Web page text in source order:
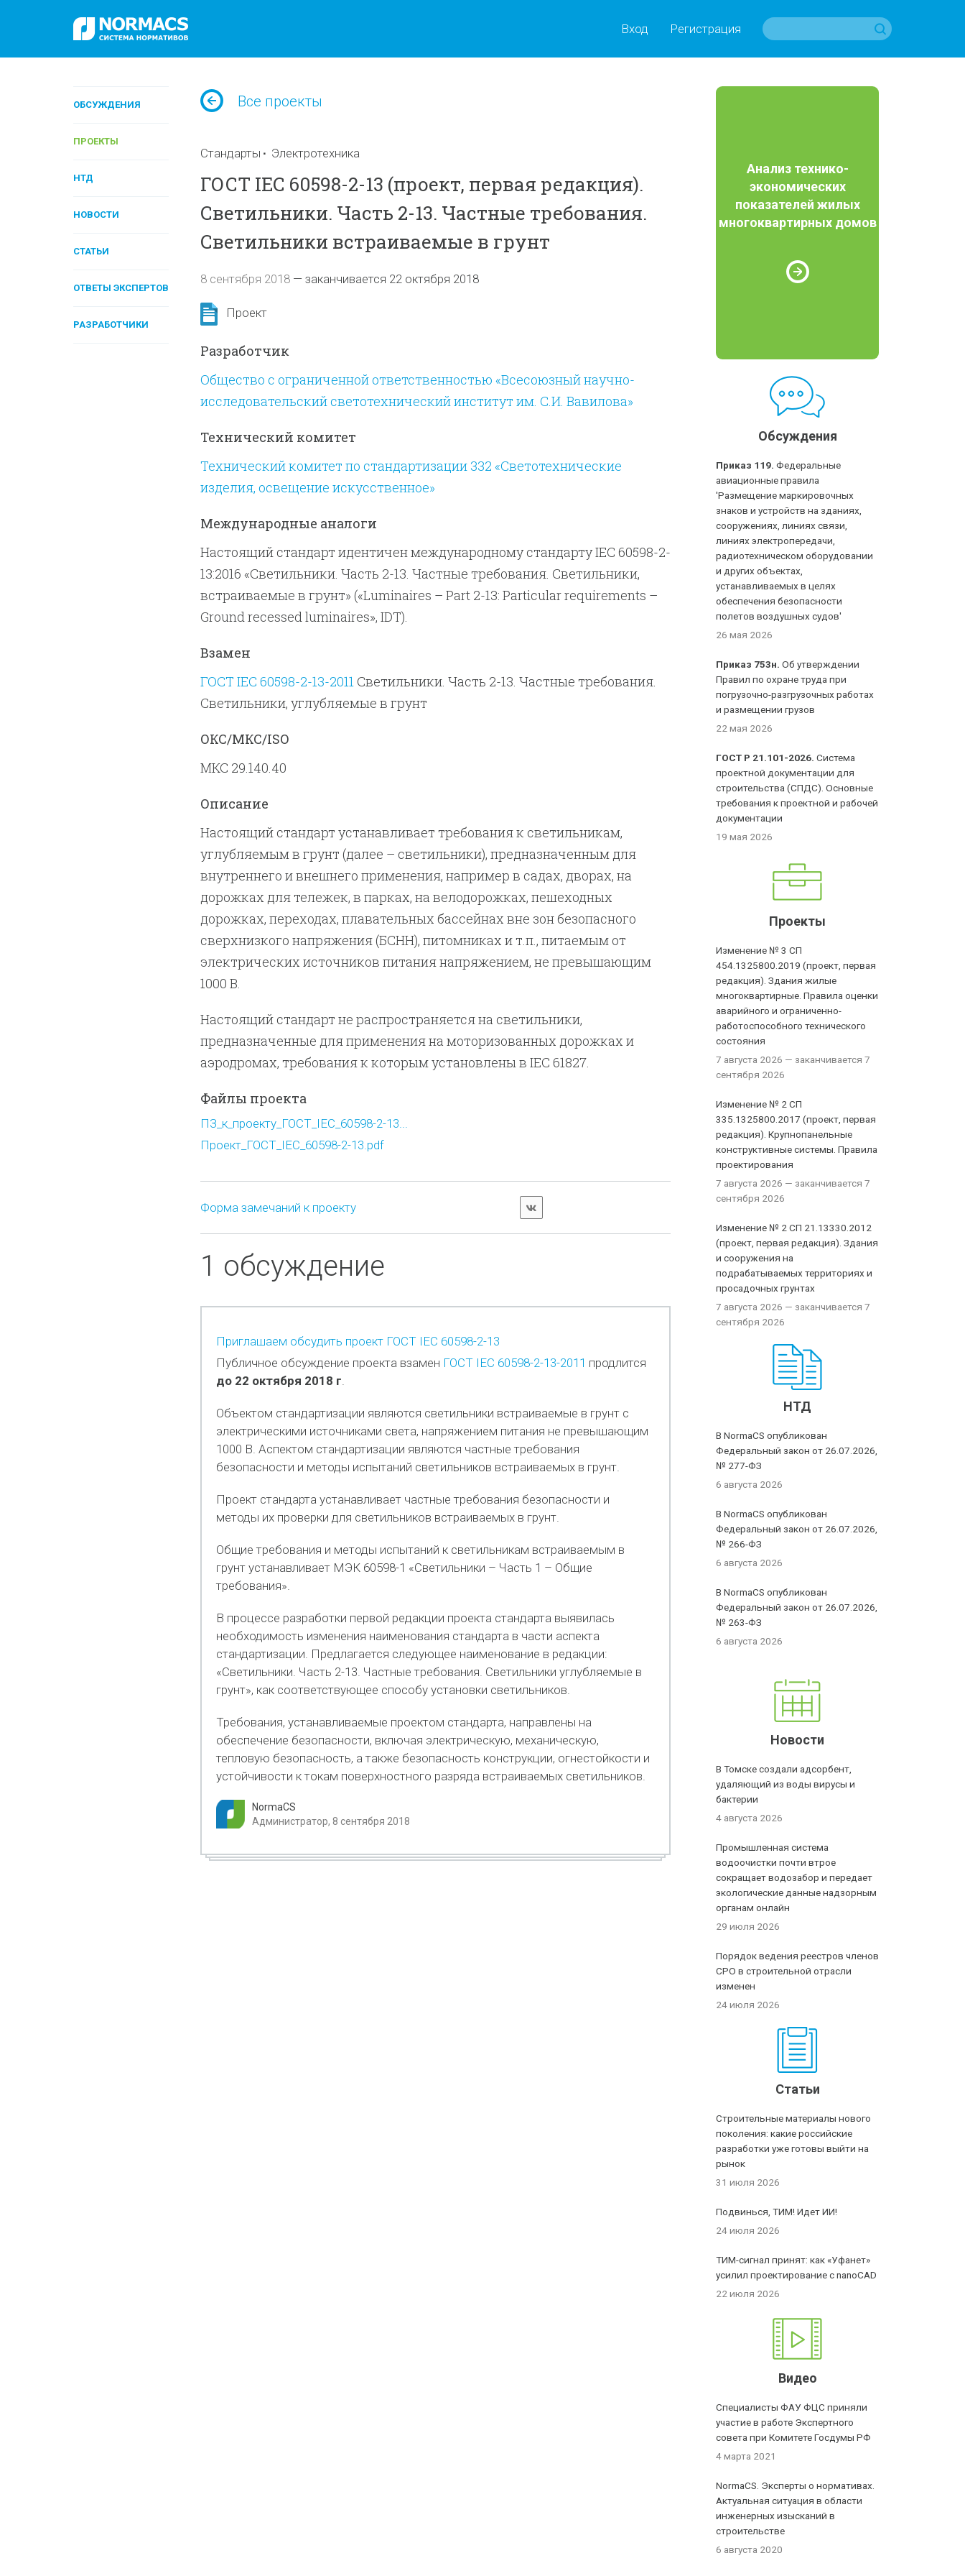
Вход Регистрация
ОБСУЖДЕНИЯ
ПРОЕКТЫ
НТД
НОВОСТИ
СТАТЬИ
ОТВЕТЫ ЭКСПЕРТОВ
РАЗРАБОТЧИКИ
Все проекты
Стандарты Электротехника
ГОСТ IEC 60598-2-13 (проект, первая редакция).
Светильники. Часть 2-13. Частные требования.
Светильники встраиваемые в грунт
8 сентября 2018— заканчивается 22 октября 2018
Проект
Разработчик
Общество с ограниченной ответственностью «Всесоюзный научно-
исследовательский светотехнический институт им. С.И. Вавилова»
Технический комитет
Технический комитет по стандартизации 332 «Светотехнические
изделия, освещение искусственное»
Международные аналоги
Настоящий стандарт идентичен международному стандарту IEC 60598-2-
13:2016 «Светильники. Часть 2-13. Частные требования. Светильники,
встраиваемые в грунт» («Luminaires – Part 2-13: Particular requirements –
Ground recessed luminaires», IDT).
Взамен
ГОСТ IEC 60598-2-13-2011Светильники. Часть 2-13. Частные требования.
Светильники, углубляемые в грунт
ОКС/МКС/ISO
МКС 29.140.40
Описание
Настоящий стандарт устанавливает требования к светильникам,
углубляемым в грунт (далее – светильники), предназначенным для
внутреннего и внешнего применения, например в садах, дворах, на
дорожках для тележек, в парках, на велодорожках, пешеходных
дорожках, переходах, плавательных бассейнах вне зон безопасного
сверхнизкого напряжения (БСНН), питомниках и т.п., питаемым от
электрических источников питания напряжением, не превышающим
1000 В.
Настоящий стандарт не распространяется на светильники,
предназначенные для применения на моторизованных дорожках и
аэродромах, требования к которым установлены в IEC 61827.
Файлы проекта
ПЗ_к_проекту_ГОСТ_IEC_60598-2-13...
Проект_ГОСТ_IEC_60598-2-13.pdf
Форма замечаний к проекту
1 обсуждение
Приглашаем обсудить проект ГОСТ IEC 60598-2-13
Публичное обсуждение проекта взамен ГОСТ IEC 60598-2-13-2011 продлится
до 22 октября 2018 г.
Объектом стандартизации являются светильники встраиваемые в грунт с
электрическими источниками света, напряжением питания не превышающим
1000 В. Аспектом стандартизации являются частные требования
безопасности и методы испытаний светильников встраиваемых в грунт.
Проект стандарта устанавливает частные требования безопасности и
методы их проверки для светильников встраиваемых в грунт.
Общие требования и методы испытаний к светильникам встраиваемым в
грунт устанавливает МЭК 60598-1 «Светильники – Часть 1 – Общие
требования».
В процессе разработки первой редакции проекта стандарта выявилась
необходимость изменения наименования стандарта в части аспекта
стандартизации. Предлагается следующее наименование в редакции:
«Светильники. Часть 2-13. Частные требования. Светильники углубляемые в
грунт», как соответствующее способу установки светильников.
Требования, устанавливаемые проектом стандарта, направлены на
обеспечение безопасности, включая электрическую, механическую,
тепловую безопасность, а также безопасность конструкции, огнестойкости и
устойчивости к токам поверхностного разряда встраиваемых светильников.
NormaCS
Администратор, 8 сентября 2018
Анализ технико-
экономических
показателей жилых
многоквартирных домов
Обсуждения
Приказ 119. Федеральные
авиационные правила
'Размещение маркировочных
знаков и устройств на зданиях,
сооружениях, линиях связи,
линиях электропередачи,
радиотехническом оборудовании
и других объектах,
устанавливаемых в целях
обеспечения безопасности
полетов воздушных судов'
26 мая 2026
Приказ 753н. Об утверждении
Правил по охране труда при
погрузочно-разгрузочных работах
и размещении грузов
22 мая 2026
ГОСТ Р 21.101-2026. Система
проектной документации для
строительства (СПДС). Основные
требования к проектной и рабочей
документации
19 мая 2026
Проекты
Изменение № 3 СП
454.1325800.2019 (проект, первая
редакция). Здания жилые
многоквартирные. Правила оценки
аварийного и ограниченно-
работоспособного технического
состояния
7 августа 2026 — заканчивается 7
сентября 2026
Изменение № 2 СП
335.1325800.2017 (проект, первая
редакция). Крупнопанельные
конструктивные системы. Правила
проектирования
7 августа 2026 — заканчивается 7
сентября 2026
Изменение № 2 СП 21.13330.2012
(проект, первая редакция). Здания
и сооружения на
подрабатываемых территориях и
просадочных грунтах
7 августа 2026 — заканчивается 7
сентября 2026
НТД
В NormaCS опубликован
Федеральный закон от 26.07.2026,
№ 277-ФЗ
6 августа 2026
В NormaCS опубликован
Федеральный закон от 26.07.2026,
№ 266-ФЗ
6 августа 2026
В NormaCS опубликован
Федеральный закон от 26.07.2026,
№ 263-ФЗ
6 августа 2026
Новости
В Томске создали адсорбент,
удаляющий из воды вирусы и
бактерии
4 августа 2026
Промышленная система
водоочистки почти втрое
сокращает водозабор и передает
экологические данные надзорным
органам онлайн
29 июля 2026
Порядок ведения реестров членов
СРО в строительной отрасли
изменен
24 июля 2026
Статьи
Строительные материалы нового
поколения: какие российские
разработки уже готовы выйти на
рынок
31 июля 2026
Подвинься, ТИМ! Идет ИИ!
24 июля 2026
ТИМ-сигнал принят: как «Уфанет»
усилил проектирование с nanoCAD
22 июля 2026
Видео
Специалисты ФАУ ФЦС приняли
участие в работе Экспертного
совета при Комитете Госдумы РФ
4 марта 2021
NormaCS. Эксперты о нормативах.
Актуальная ситуация в области
инженерных изысканий в
строительстве
6 августа 2020